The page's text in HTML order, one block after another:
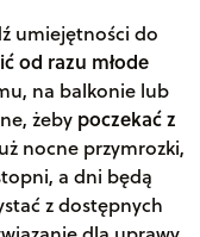
umiejętności do
od razu młode
na balkonie lub
żeby poczekać z
nocne przymrozki,
a dni będą
z dostępnych